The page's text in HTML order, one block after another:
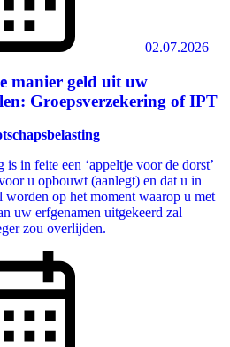
02.07.2026
manier geld uit uw
Groepsverzekering of IPT
is in feite een ‘appeltje voor de dorst’
u opbouwt (aanlegt) en dat u in
worden op het moment waarop u met
uw erfgenamen uitgekeerd zal
zou overlijden.